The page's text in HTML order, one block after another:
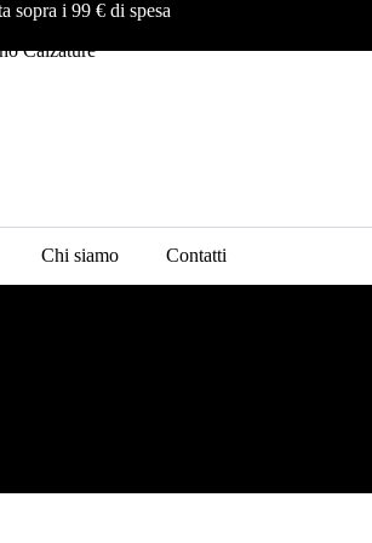
sopra i 99 € di spesa
Chi siamo Contatti